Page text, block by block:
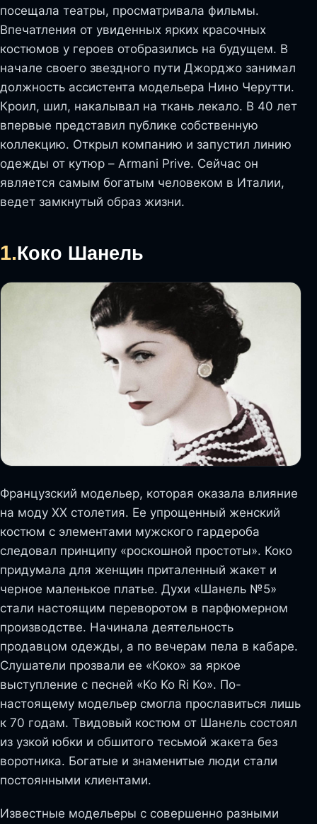
посещала театры, просматривала фильмы.
Впечатления от увиденных ярких красочных
костюмов у героев отобразились на будущем. В
начале своего звездного пути Джорджо занимал
должность ассистента модельера Нино Черутти.
Кроил, шил, накалывал на ткань лекало. В 40 лет
впервые представил публике собственную
коллекцию. Открыл компанию и запустил линию
одежды от кутюр – Armani Prive. Сейчас он
является самым богатым человеком в Италии,
ведет замкнутый образ жизни.
1.Коко Шанель
Французский модельер, которая оказала влияние
на моду XX столетия. Ее упрощенный женский
костюм с элементами мужского гардероба
следовал принципу «роскошной простоты». Коко
придумала для женщин приталенный жакет и
черное маленькое платье. Духи «Шанель №5»
стали настоящим переворотом в парфюмерном
производстве. Начинала деятельность
продавцом одежды, а по вечерам пела в кабаре.
Слушатели прозвали ее «Коко» за яркое
выступление с песней «Ko Ko Ri Ko». По-
настоящему модельер смогла прославиться лишь
к 70 годам. Твидовый костюм от Шанель состоял
из узкой юбки и обшитого тесьмой жакета без
воротника. Богатые и знаменитые люди стали
постоянными клиентами.
Известные модельеры с совершенно разными